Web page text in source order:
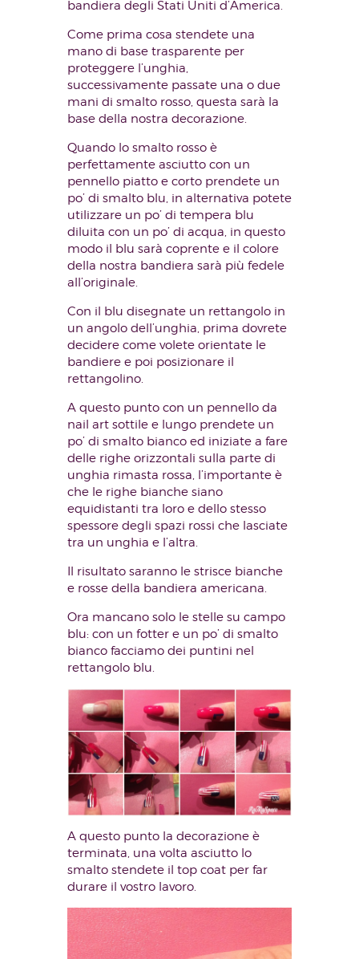
bandiera degli Stati Uniti d’America.
Come prima cosa stendete una
mano di base trasparente per
proteggere l’unghia,
successivamente passate una o due
mani di smalto rosso, questa sarà la
base della nostra decorazione.
Quando lo smalto rosso è
perfettamente asciutto con un
pennello piatto e corto prendete un
po’ di smalto blu, in alternativa potete
utilizzare un po’ di tempera blu
diluita con un po’ di acqua, in questo
modo il blu sarà coprente e il colore
della nostra bandiera sarà più fedele
all’originale.
Con il blu disegnate un rettangolo in
un angolo dell’unghia, prima dovrete
decidere come volete orientate le
bandiere e poi posizionare il
rettangolino.
A questo punto con un pennello da
nail art sottile e lungo prendete un
po’ di smalto bianco ed iniziate a fare
delle righe orizzontali sulla parte di
unghia rimasta rossa, l’importante è
che le righe bianche siano
equidistanti tra loro e dello stesso
spessore degli spazi rossi che lasciate
tra un unghia e l’altra.
Il risultato saranno le strisce bianche
e rosse della bandiera americana.
Ora mancano solo le stelle su campo
blu: con un fotter e un po’ di smalto
bianco facciamo dei puntini nel
rettangolo blu.
A questo punto la decorazione è
terminata, una volta asciutto lo
smalto stendete il top coat per far
durare il vostro lavoro.